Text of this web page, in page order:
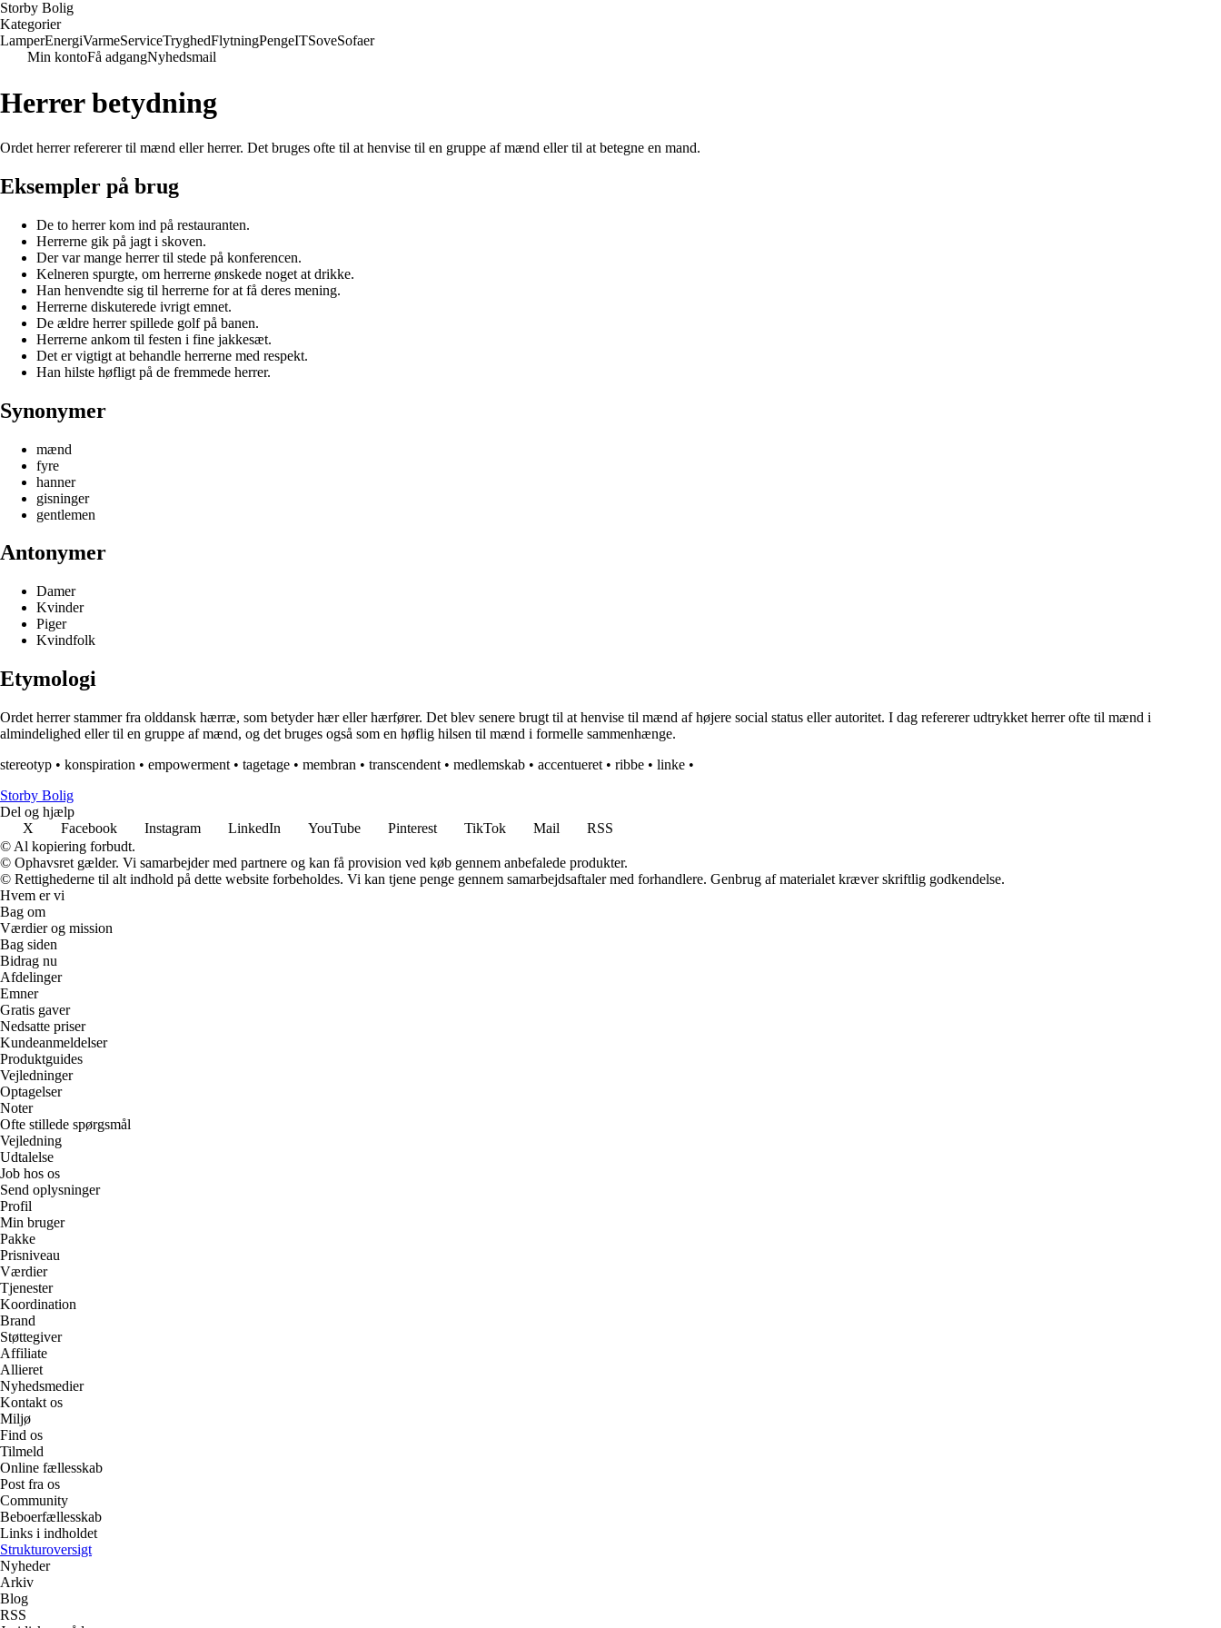
Storby Bolig
Kategorier
LamperEnergiVarmeServiceTryghedFlytningPengeITSoveSofaer
Min kontoFå adgangNyhedsmail
Herrer betydning
Ordet herrer refererer til mænd eller herrer. Det bruges ofte til at henvise til en gruppe af mænd eller til at betegne en mand.
Eksempler på brug
De to herrer kom ind på restauranten.
Herrerne gik på jagt i skoven.
Der var mange herrer til stede på konferencen.
Kelneren spurgte, om herrerne ønskede noget at drikke.
Han henvendte sig til herrerne for at få deres mening.
Herrerne diskuterede ivrigt emnet.
De ældre herrer spillede golf på banen.
Herrerne ankom til festen i fine jakkesæt.
Det er vigtigt at behandle herrerne med respekt.
Han hilste høfligt på de fremmede herrer.
Synonymer
mænd
fyre
hanner
gisninger
gentlemen
Antonymer
Damer
Kvinder
Piger
Kvindfolk
Etymologi
Ordet herrer stammer fra olddansk hærræ, som betyder hær eller hærfører. Det blev senere brugt til at henvise til mænd af højere social status eller autoritet. I dag refererer udtrykket herrer ofte til mænd i
almindelighed eller til en gruppe af mænd, og det bruges også som en høflig hilsen til mænd i formelle sammenhænge.
stereotyp • konspiration • empowerment • tagetage • membran • transcendent • medlemskab • accentueret • ribbe • linke •
Storby Bolig
Del og hjælp
X
Facebook Instagram LinkedIn YouTube Pinterest TikTok Mail
RSS
© Al kopiering forbudt.
© Ophavsret gælder. Vi samarbejder med partnere og kan få provision ved køb gennem anbefalede produkter.
© Rettighederne til alt indhold på dette website forbeholdes. Vi kan tjene penge gennem samarbejdsaftaler med forhandlere. Genbrug af materialet kræver skriftlig godkendelse.
Hvem er vi
Bag om
Værdier og mission
Bag siden
Bidrag nu
Afdelinger
Emner
Gratis gaver
Nedsatte priser
Kundeanmeldelser
Produktguides
Vejledninger
Optagelser
Noter
Ofte stillede spørgsmål
Vejledning
Udtalelse
Job hos os
Send oplysninger
Profil
Min bruger
Pakke
Prisniveau
Værdier
Tjenester
Koordination
Brand
Støttegiver
Affiliate
Allieret
Nyhedsmedier
Kontakt os
Miljø
Find os
Tilmeld
Online fællesskab
Post fra os
Community
Beboerfællesskab
Links i indholdet
Strukturoversigt
Nyheder
Arkiv
Blog
RSS